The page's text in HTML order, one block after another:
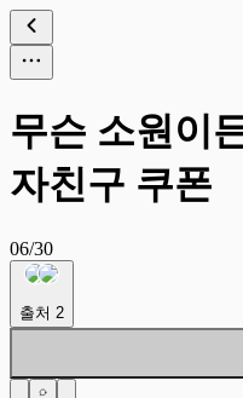
무슨 소원이
자친구 쿠폰
06/30
출처 2